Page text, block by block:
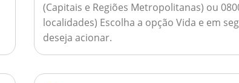
(Capitais e Regiões Metropolitanas) ou
localidades) Escolha a opção Vida e em
deseja acionar.